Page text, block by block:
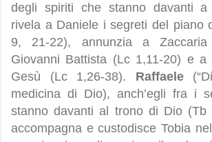
degli spiriti che stanno davanti
rivela a Daniele i segreti del piano
9, 21-22), annunzia a
Giovanni Battista (Lc 1,11-20) e a
Gesù (Lc 1,26-38). Raffaele
medicina di Dio), anch’egli fra i
stanno davanti al trono di Dio (Tb
accompagna e custodisce Tobia